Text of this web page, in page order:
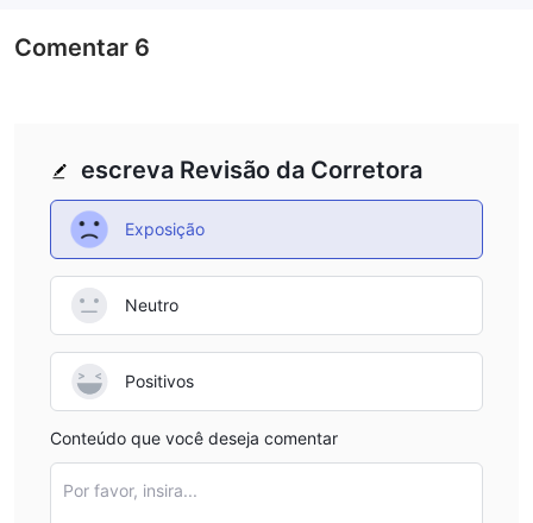
support@botbro.biz e WhatsApp no +44 7360500762 para
Quais são os tipos de conta oferecidos pela BotBro?
BotBro oferece três tipos de conta: Conta Padrão, Conta
Clássica e Conta Premium. Cada conta tem requisitos de
depósito e potencial de lucro diferentes.
(MT5). O MT5 é conhecido por seus recursos avançados,
interface amigável e suporte a vários instrumentos financeiros.
Como posso entrar em contato com o suporte ao
cliente da BotBro?
Você pode entrar em contato com a equipe de suporte ao
cliente da BotBro por telefone, e-mail, plataformas de mídia
escreva Revisão da Corretora
Exposição
Neutro
Positivos
Conteúdo que você deseja comentar
Por favor, insira...
Comentar 6